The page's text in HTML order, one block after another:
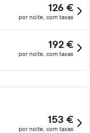
126 €
por noite, com taxas
192 €
por noite, com taxas
153 €
por noite, com taxas